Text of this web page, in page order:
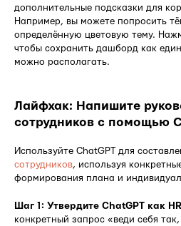
дополнительные подсказки для
Например, вы можете попросить
определённую цветовую тему.
чтобы сохранить дашборд как
можно располагать.
Лайфхак: Напишите
сотрудников с помощью
Используйте ChatGPT для
сотрудников, используя
формирования плана и
Шаг 1: Утвердите ChatGPT как
конкретный запрос «веди себя